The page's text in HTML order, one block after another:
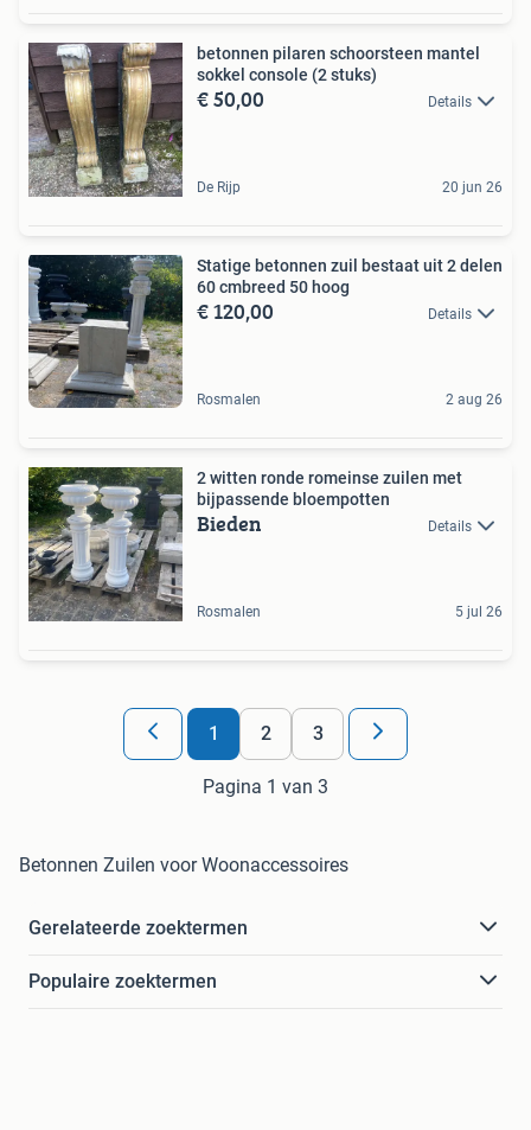
betonnen pilaren schoorsteen mantel
sokkel console (2 stuks)
€ 50,00 Details
De Rijp 20 jun 26
Statige betonnen zuil bestaat uit 2 delen
60 cmbreed 50 hoog
€ 120,00 Details
Rosmalen 2 aug 26
2 witten ronde romeinse zuilen met
bijpassende bloempotten
Bieden Details
Rosmalen 5 jul 26
1 2 3
Pagina 1 van 3
Betonnen Zuilen voor Woonaccessoires
Gerelateerde zoektermen
Populaire zoektermen